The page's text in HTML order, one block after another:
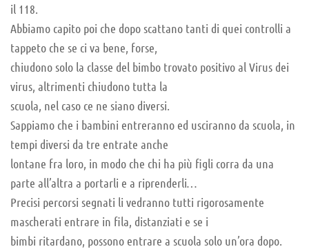
il 118.
Abbiamo capito poi che dopo scattano tanti di quei controlli a
tappeto che se ci va bene, forse,
chiudono solo la classe del bimbo trovato positivo al Virus dei
virus, altrimenti chiudono tutta la
scuola, nel caso ce ne siano diversi.
Sappiamo che i bambini entreranno ed usciranno da scuola, in
tempi diversi da tre entrate anche
lontane fra loro, in modo che chi ha più figli corra da una
parte all’altra a portarli e a riprenderli…
Precisi percorsi segnati li vedranno tutti rigorosamente
mascherati entrare in fila, distanziati e se i
bimbi ritardano, possono entrare a scuola solo un’ora dopo.